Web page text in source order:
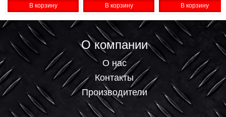
В корзину В корзину В корзину
О компании
О нас
Контакты
Производители